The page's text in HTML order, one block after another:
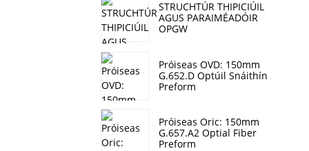
STRUCHTÚR THIPICIÚIL
AGUS PARAIMÉADÓIR
OPGW
Próiseas OVD: 150mm
G.652.D Optúil Snáithín
Preform
Próiseas Oric: 150mm
G.657.A2 Optial Fiber
Preform